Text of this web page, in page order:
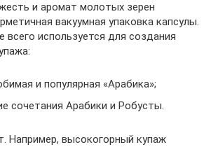
и аромат молотых зерен
вакуумная упаковка капсулы.
используется для создания
и популярная «Арабика»;
сочетания Арабики и Робусты.
Например, высокогорный купаж